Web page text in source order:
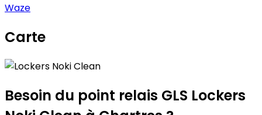
Waze
Carte
Lockers Noki Clean
+
−
Besoin du point relais GLS Lockers